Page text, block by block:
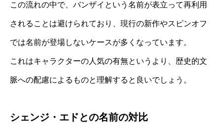
この流れの中で、バンザイという名前が表立って再利用
されることは避けられており、現行の新作やスピンオフ
では名前が登場しないケースが多くなっています。
これはキャラクターの人気の有無というより、歴史的文
脈への配慮によるものと理解すると良いでしょう。
シェンジ・エドとの名前の対比